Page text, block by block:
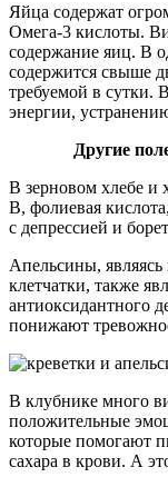
Яйца содержат
Омега-3 кислоты.
содержание яиц. В
содержится свыше
требуемой в сутки.
энергии,
Другие
В зерновом хлебе и
В, фолиевая
с депрессией и
Апельсины,
клетчатки, также
антиоксидантного
понижают
В клубнике много
положительные
которые помогают
сахара в крови. А